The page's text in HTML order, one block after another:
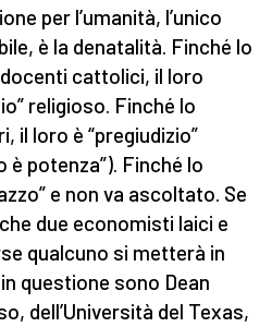
per l’umanità, l’unico
è la denatalità. Finché lo
cattolici, il loro
religioso. Finché lo
il loro è “pregiudizio”
è potenza”). Finché lo
e non va ascoltato. Se
due economisti laici e
qualcuno si metterà in
questione sono Dean
dell’Università del Texas,